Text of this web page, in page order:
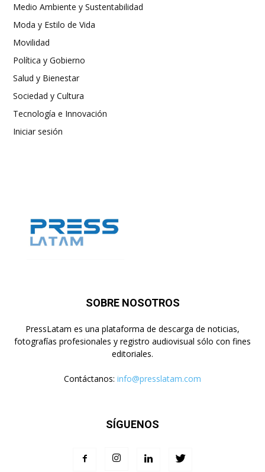
Medio Ambiente y Sustentabilidad
Moda y Estilo de Vida
Movilidad
Política y Gobierno
Salud y Bienestar
Sociedad y Cultura
Tecnología e Innovación
Iniciar sesión
SOBRE NOSOTROS
PressLatam es una plataforma de descarga de noticias,
fotografías profesionales y registro audiovisual sólo con fines
editoriales.
Contáctanos: info@presslatam.com
SÍGUENOS